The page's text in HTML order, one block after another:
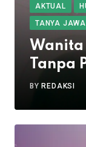
AKTUAL
TANYA
Wanita
Tanpa
BY REDAKSI